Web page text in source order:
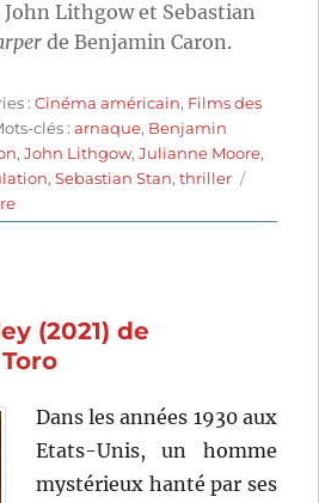
Lithgow et Sebastian
de Benjamin Caron.
:Cinéma américain, Films des
clés :arnaque, Benjamin
,John Lithgow,Julianne Moore,
,Sebastian Stan,thriller
sur
Sharper
Caron
(2021) de
Dans les années 1930 aux
Etats-Unis, un homme
mystérieux hanté par ses